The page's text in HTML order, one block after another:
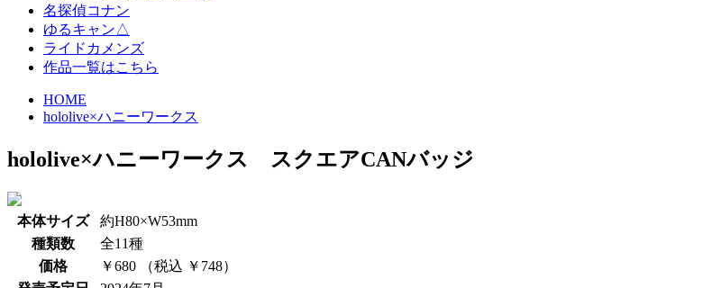
名探偵コナン
ゆるキャン△
ライドカメンズ
作品一覧はこちら
HOME
hololive×ハニーワークス
hololive×ハニーワークス スクエアCANバッジ
本体サイズ
約H80×W53mm
種類数
全11種
価格
￥680 （税込 ￥748）